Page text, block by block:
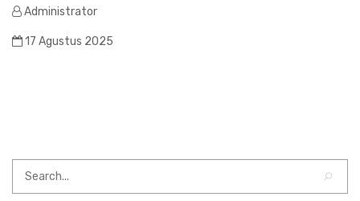
Administrator
17 Agustus 2025